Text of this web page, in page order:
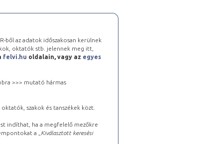
ből az adatok időszakosan kerülnek
oktatók stb. jelennek meg itt,
felvi.hu oldalain, vagy az egyes
>>> mutató hármas
szakok és tanszékek közt.
indíthat, ha a megfelelő mezőkre
a „ Kiválasztott keresési